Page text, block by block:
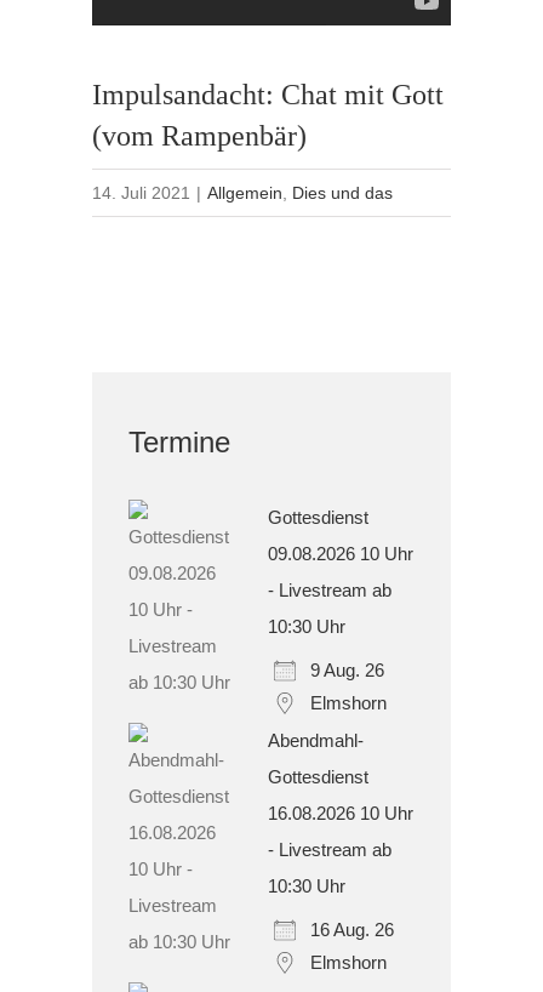
Impulsandacht: Chat mit Gott
(vom Rampenbär)
14. Juli 2021 | Allgemein, Dies und das
Termine
Gottesdienst
09.08.2026 10 Uhr
- Livestream ab
10:30 Uhr
9 Aug. 26
Elmshorn
Abendmahl-
Gottesdienst
16.08.2026 10 Uhr
- Livestream ab
10:30 Uhr
16 Aug. 26
Elmshorn